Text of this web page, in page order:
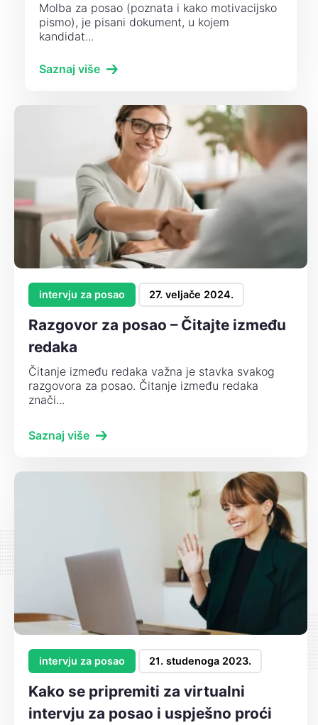
Molba za posao (poznata i kako motivacijsko
pismo), je pisani dokument, u kojem
kandidat...
Saznaj više
intervju za posao 27. veljače 2024.
Razgovor za posao – Čitajte između
redaka
Čitanje između redaka važna je stavka svakog
razgovora za posao. Čitanje između redaka
znači...
Saznaj više
intervju za posao 21. studenoga 2023.
Kako se pripremiti za virtualni
intervju za posao i uspješno proći